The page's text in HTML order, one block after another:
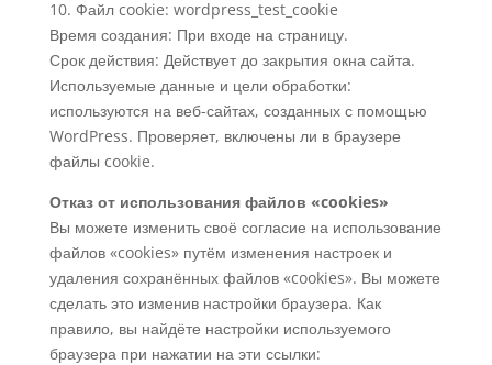
10. Файл cookie: wordpress_test_cookie
Время создания: При входе на страницу.
Срок действия: Действует до закрытия окна сайта.
Используемые данные и цели обработки:
используются на веб-сайтах, созданных с помощью
WordPress. Проверяет, включены ли в браузере
файлы cookie.
Отказ от использования файлов «cookies»
Вы можете изменить своё согласие на использование
файлов «cookies» путём изменения настроек и
удаления сохранённых файлов «cookies». Вы можете
сделать это изменив настройки браузера. Как
правило, вы найдёте настройки используемого
браузера при нажатии на эти ссылки: